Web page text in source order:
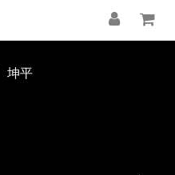
坤平